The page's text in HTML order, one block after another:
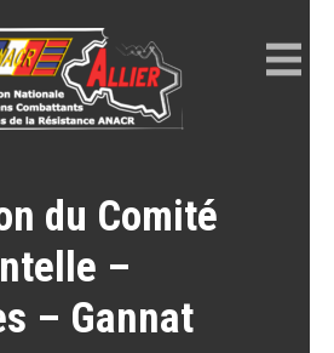
du Comité
–
– Gannat